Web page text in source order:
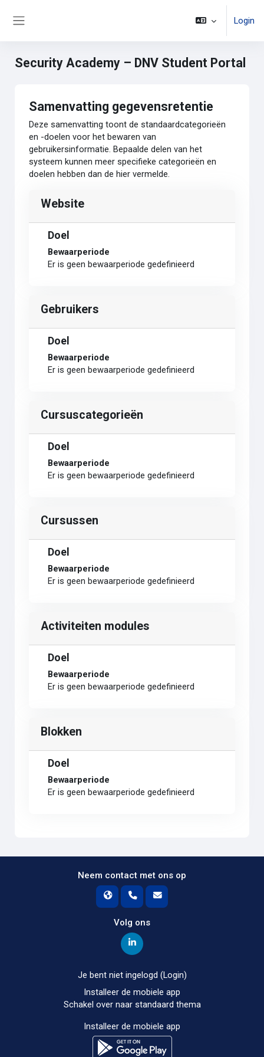
Login
Security Academy – DNV Student Portal
Samenvatting gegevensretentie
Deze samenvatting toont de standaardcategorieën
en -doelen voor het bewaren van
gebruikersinformatie. Bepaalde delen van het
systeem kunnen meer specifieke categorieën en
doelen hebben dan de hier vermelde.
Website
Doel
Bewaarperiode
Er is geen bewaarperiode gedefinieerd
Gebruikers
Doel
Bewaarperiode
Er is geen bewaarperiode gedefinieerd
Cursuscategorieën
Doel
Bewaarperiode
Er is geen bewaarperiode gedefinieerd
Cursussen
Doel
Bewaarperiode
Er is geen bewaarperiode gedefinieerd
Activiteiten modules
Doel
Bewaarperiode
Er is geen bewaarperiode gedefinieerd
Blokken
Doel
Bewaarperiode
Er is geen bewaarperiode gedefinieerd
Neem contact met ons op
Volg ons
Je bent niet ingelogd (Login)
Installeer de mobiele app
Schakel over naar standaard thema
Installeer de mobiele app